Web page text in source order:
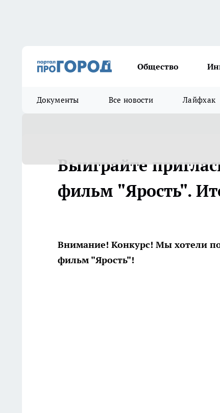
Общество
Документы Все новости Лайфхак
Выиграйте
фильм "Ярость".
Внимание! Конкурс! Мы хотели
фильм "Ярость"!